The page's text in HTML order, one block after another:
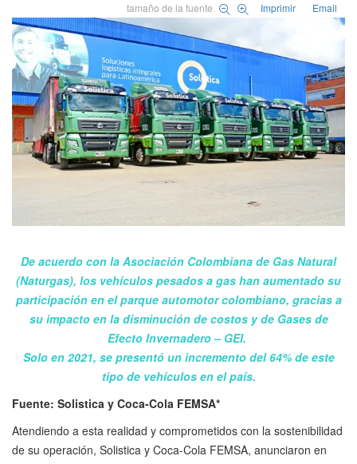
tamaño de la fuente
Imprimir Email
De acuerdo con la Asociación Colombiana de Gas Natural
(Naturgas), los vehículos pesados a gas han aumentado su
participación en el parque automotor colombiano, gracias a
su impacto en la disminución de costos y de Gases de
Efecto Invernadero – GEI.
Solo en 2021, se presentó un incremento del 64% de este
tipo de vehículos en el país.
Fuente: Solistica y Coca-Cola FEMSA*
Atendiendo a esta realidad y comprometidos con la sostenibilidad
de su operación, Solistica y Coca-Cola FEMSA, anunciaron en